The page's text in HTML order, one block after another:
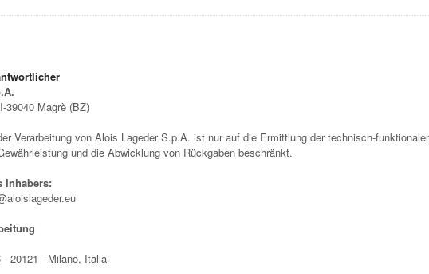
39040 Magrè (BZ)
Verarbeitung von Alois Lageder S.p.A. ist nur auf die Ermittlung der technisch-
und die Abwicklung von Rückgaben beschränkt.
Inhabers:
20121 - Milano, Italia